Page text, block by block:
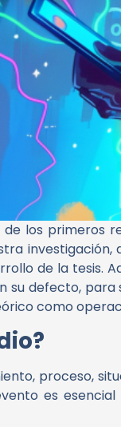
los primeros
de la tesis.
defecto,
como
proceso,
es